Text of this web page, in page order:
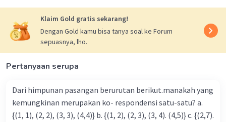
Klaim Gold gratis sekarang!
Dengan Gold kamu bisa tanya soal ke Forum
sepuasnya, lho.
Pertanyaan serupa
Dari himpunan pasangan berurutan berikut.manakah yang
kemungkinan merupakan ko- respondensi satu-satu? a.
{(1, 1), (2, 2), (3, 3), (4,4)} b. {(1, 2), (2, 3), (3, 4). (4,5)} c. {(2,7).